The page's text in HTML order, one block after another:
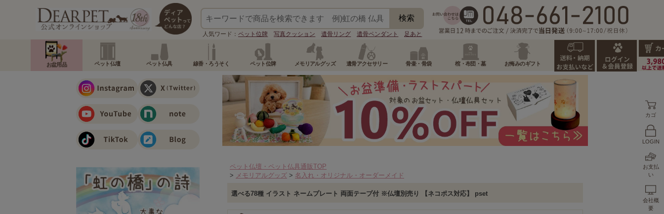
人気ワード：ペット位牌 写真クッション 遺骨リング 遺骨ペンダント 足あと
お盆用品 ペット仏壇 ペット仏具 線香・ろうそく ペット位牌 メモリアルグッズ 遺骨アクセサリー 骨壷・骨袋 棺・布団・墓 お悔みのギフト
カゴ
LOGIN
お支払
い
会社概
要
ペット仏壇・ペット仏具通販TOP
> メモリアルグッズ > 名入れ・オリジナル・オーダーメイド
選べる78種 イラスト ネームプレート 両面テープ付 ※仏壇別売り 【ネコポス対応】 pset